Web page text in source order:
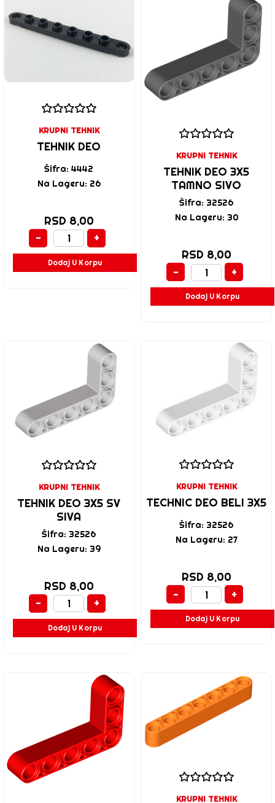
KRUPNI TEHNIK
TEHNIK DEO
Šifra: 4442
Na Lageru: 26
RSD 8,00
-
+
Dodaj U Korpu
KRUPNI TEHNIK
TEHNIK DEO 3X5
TAMNO SIVO
Šifra: 32526
Na Lageru: 30
RSD 8,00
-
+
Dodaj U Korpu
KRUPNI TEHNIK
TEHNIK DEO 3X5 SV
SIVA
Šifra: 32526
Na Lageru: 39
RSD 8,00
-
+
Dodaj U Korpu
KRUPNI TEHNIK
TECHNIC DEO BELI 3X5
Šifra: 32526
Na Lageru: 27
RSD 8,00
-
+
Dodaj U Korpu
KRUPNI TEHNIK